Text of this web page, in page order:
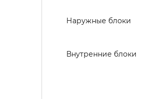
Наружные блоки
Внутренние блоки